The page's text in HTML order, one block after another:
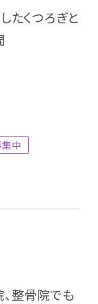
たくつろぎと
中
整骨院でも